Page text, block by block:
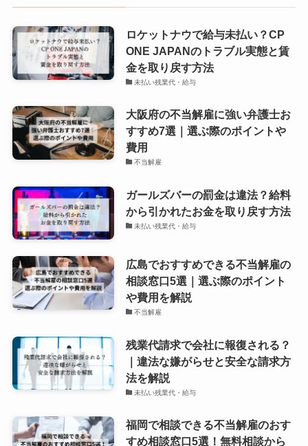
ロケットナウで給与未払い？CP
ONE JAPANのトラブル実態と賃
金を取り戻す方法
未払い残業代・給与
大阪府の不当解雇に強い弁護士お
すすめ7選｜選ぶ際のポイントや
費用
不当解雇
ガールズバーの罰金は違法？給料
から引かれたお金を取り戻す方法
未払い残業代・給与
広島でおすすめできる不当解雇の
相談窓口5選｜選ぶ際のポイント
や費用を解説
不当解雇
残業代請求で会社に報復される？
｜違法な嫌がらせと安全な請求方
法を解説
未払い残業代・給与
福岡で相談できる不当解雇のおす
すめ相談窓口5選！無料相談から